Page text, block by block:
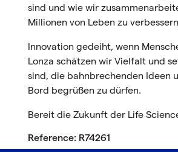
sind und wie wir
Millionen von Leben zu
Innovation gedeiht, wenn
Lonza schätzen wir Vielfalt und
sind, die bahnbrechenden Ideen
Bord begrüßen zu dürfen.
Bereit die Zukunft der Life
Reference: R74261